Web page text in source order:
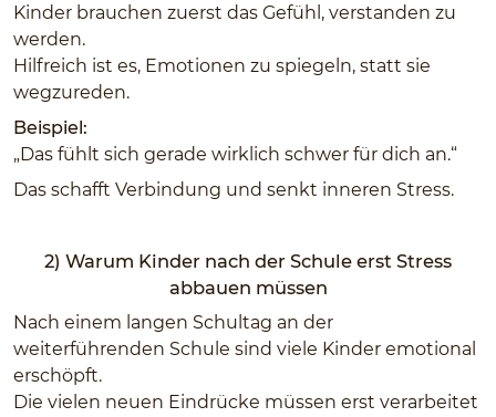
Kinder brauchen zuerst das Gefühl, verstanden zu
werden.
Hilfreich ist es, Emotionen zu spiegeln, statt sie
wegzureden.
Beispiel:
„Das fühlt sich gerade wirklich schwer für dich an.“
Das schafft Verbindung und senkt inneren Stress.
2) Warum Kinder nach der Schule erst Stress
abbauen müssen
Nach einem langen Schultag an der
weiterführenden Schule sind viele Kinder emotional
erschöpft.
Die vielen neuen Eindrücke müssen erst verarbeitet